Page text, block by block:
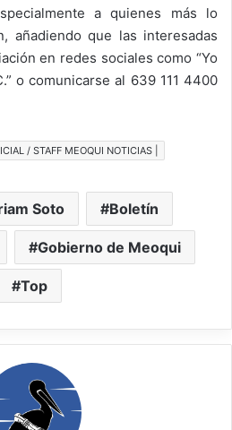
a quienes más lo
añadiendo que las interesadas
en redes sociales como “Yo
o comunicarse al 639 111 4400
/ STAFF MEOQUI NOTICIAS |
Soto Boletín
Gobierno de Meoqui
Top